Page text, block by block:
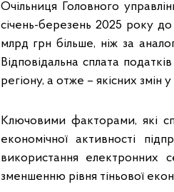
Очільниця Головного
січень-березень 2025 року
млрд грн більше, ніж за
Відповідальна сплата
регіону, а отже – якісних змін
Ключовими факторами, які
економічної активності
використання електронних
зменшенню рівня тіньової